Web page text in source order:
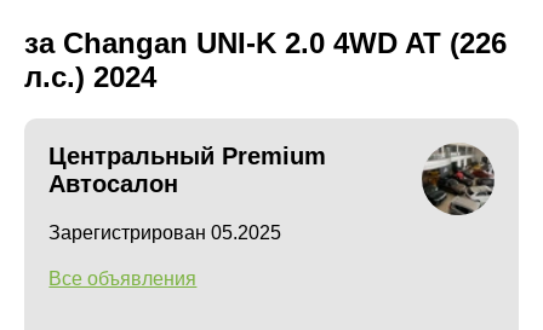
за Changan UNI-K 2.0 4WD AT (226
л.с.) 2024
Центральный Premium
Автосалон
Зарегистрирован 05.2025
Все объявления